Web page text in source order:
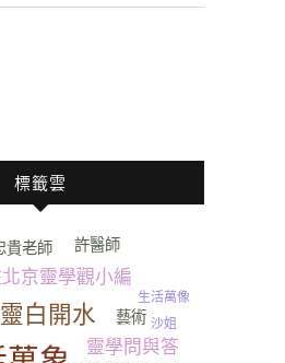
標籤雲
白開水
靈學問與答
京靈學觀小編
貴老師
藝術
許醫師
沙姐
生活萬像